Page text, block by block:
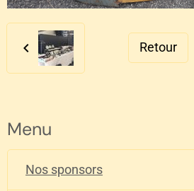
Retour
Menu
Nos sponsors